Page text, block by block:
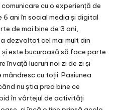
cu o experiență de
6 ani în social media și digital
de mai bine de 3 ani,
dezvoltat cel mai mult din
este bucuroasă să face parte
învață lucruri noi zi de zi și
cu toții. Pasiunea
nu știa prea bine ce
în vârtejul de activități